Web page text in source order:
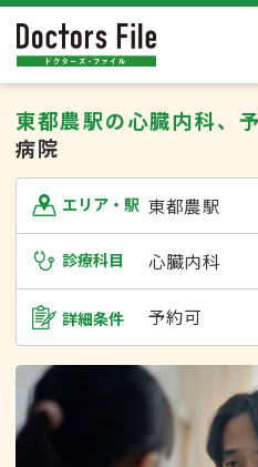
東都農駅の心臓内科、
病院
エリア・駅 東都農駅
診療科目 心臓内科
詳細条件 予約可